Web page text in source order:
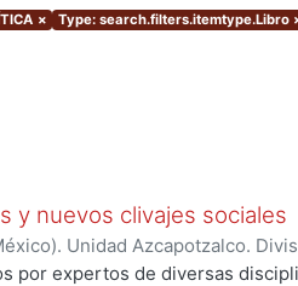
× Type: search.filters.itemtype.Libro
y nuevos clivajes sociales
Unidad Azcapotzalco.
)Palma, Esperanza;Tamayo,
por expertos de diversas